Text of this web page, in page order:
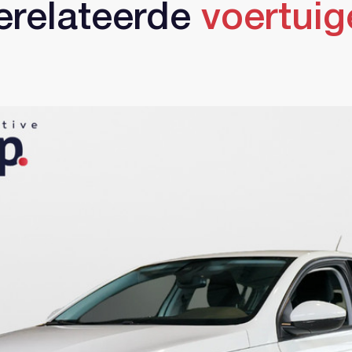
Account aanmaken